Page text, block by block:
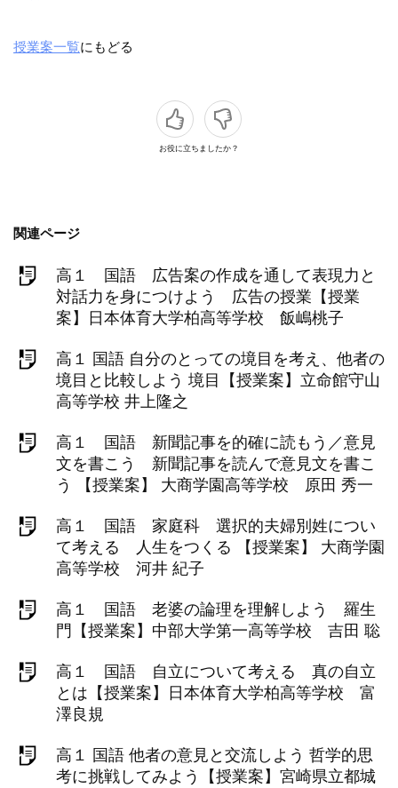
授業案一覧にもどる
お役に立ちましたか？
関連ページ
高１ 国語 広告案の作成を通して表現力と
対話力を身につけよう 広告の授業【授業
案】日本体育大学柏高等学校 飯嶋桃子
高１ 国語 自分のとっての境目を考え、他者の
境目と比較しよう 境目【授業案】立命館守山
高等学校 井上隆之
高１ 国語 新聞記事を的確に読もう／意見
文を書こう 新聞記事を読んで意見文を書こ
う 【授業案】 大商学園高等学校 原田 秀一
高１ 国語 家庭科 選択的夫婦別姓につい
て考える 人生をつくる 【授業案】 大商学園
高等学校 河井 紀子
高１ 国語 老婆の論理を理解しよう 羅生
門【授業案】中部大学第一高等学校 吉田 聡
高１ 国語 自立について考える 真の自立
とは【授業案】日本体育大学柏高等学校 富
澤良規
高１ 国語 他者の意見と交流しよう 哲学的思
考に挑戦してみよう【授業案】宮崎県立都城